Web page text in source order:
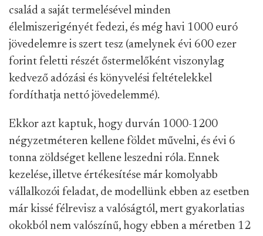
család a saját termelésével minden
élelmiszerigényét fedezi, és még havi 1000 euró
jövedelemre is szert tesz (amelynek évi 600 ezer
forint feletti részét őstermelőként viszonylag
kedvező adózási és könyvelési feltételekkel
fordíthatja nettó jövedelemmé).
Ekkor azt kaptuk, hogy durván 1000-1200
négyzetméteren kellene földet művelni, és évi 6
tonna zöldséget kellene leszedni róla. Ennek
kezelése, illetve értékesítése már komolyabb
vállalkozói feladat, de modellünk ebben az esetben
már kissé félrevisz a valóságtól, mert gyakorlatias
okokból nem valószínű, hogy ebben a méretben 12